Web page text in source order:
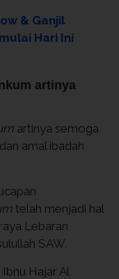
& Ganjil
Hari Ini
artinya
artinya semoga
amal ibadah
telah menjadi hal
Lebaran
SAW.
Ibnu Hajar Al